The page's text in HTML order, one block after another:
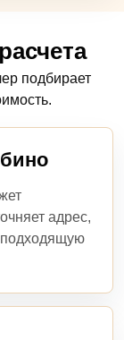
подбирает
адрес,
подходящую